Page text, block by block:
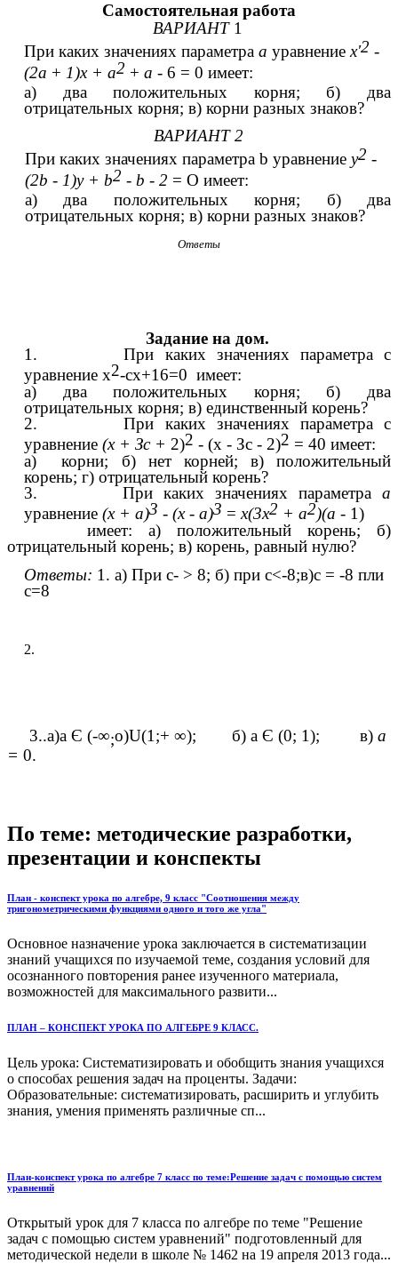
Самостоятельная работа
ВАРИАНТ 1
При каких значениях параметра а уравнениех'2 -
(2а + 1)х + а2 + а - 6 = 0 имеет:
а) два положительных корня; б) два
отрицательных корня; в) корни разных знаков?
ВАРИАНТ 2
При каких значениях параметра b уравнение у2 -
(2b - 1)у + b2 - b - 2 = О имеет:
а) два положительных корня; б) два
отрицательных корня; в) корни разных знаков?
Ответы
Задание на дом.
1. При каких значениях параметра с
уравнение x2-cx+16=0 имеет:
а) два положительных корня; б) два
отрицательных корня; в) единственный корень?
2. При каких значениях параметра с
уравнение(х + Зс +2)2 - (x - Зс - 2)2 = 40 имеет:
а) корни; б) нет корней; в) положительный
корень; г) отрицательный корень?
3. При каких значениях параметра а
уравнение(х + а)3 - (х - а)3 =х(3х2 + а2)(а - 1)
имеет: а) положительный корень; б)
отрицательный корень; в) корень, равный нулю?
Ответы: 1. а) При с- > 8; б) при с<-8;в)с = -8 пли
с=8
2.
3..а)а Є (-∞;о)U(1;+ ∞); б) а Є (0; 1); в) а
= 0.
По теме: методические разработки,
презентации и конспекты
План - конспект урока по алгебре, 9 класс "Соотношения между
тригонометрическими функциями одного и того же угла"
Основное назначение урока заключается в систематизации
знаний учащихся по изучаемой теме, создания условий для
осознанного повторения ранее изученного материала,
возможностей для максимального развити...
ПЛАН – КОНСПЕКТ УРОКА ПО АЛГЕБРЕ 9 КЛАСС.
Цель урока: Систематизировать и обобщить знания учащихся
о способах решения задач на проценты. Задачи:
Образовательные: систематизировать, расширить и углубить
знания, умения применять различные сп...
План-конспект урока по алгебре 7 класс по теме:Решение задач с помощью систем
уравнений
Открытый урок для 7 класса по алгебре по теме "Решение
задач с помощью систем уравнений" подготовленный для
методической недели в школе № 1462 на 19 апреля 2013 года...